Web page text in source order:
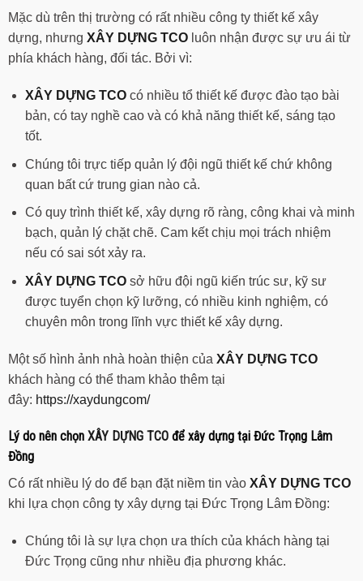
Mặc dù trên thị trường có rất nhiều công ty thiết kế xây
dựng, nhưng XÂY DỰNG TCO luôn nhận được sự ưu ái từ
phía khách hàng, đối tác. Bởi vì:
XÂY DỰNG TCOcó nhiều tổ thiết kế được đào tạo bài
bản, có tay nghề cao và có khả năng thiết kế, sáng tạo
tốt.
Chúng tôi trực tiếp quản lý đội ngũ thiết kế chứ không
quan bất cứ trung gian nào cả.
Có quy trình thiết kế, xây dựng rõ ràng, công khai và minh
bạch, quản lý chặt chẽ. Cam kết chịu mọi trách nhiệm
nếu có sai sót xảy ra.
XÂY DỰNG TCOsở hữu đội ngũ kiến trúc sư, kỹ sư
được tuyển chọn kỹ lưỡng, có nhiều kinh nghiệm, có
chuyên môn trong lĩnh vực thiết kế xây dựng.
Một số hình ảnh nhà hoàn thiện của XÂY DỰNG TCO
khách hàng có thể tham khảo thêm tại
đây: https://xaydungcom/
Lý do nên chọn XÂY DỰNG TCO để xây dựng tại Đức Trọng Lâm
Đồng
Có rất nhiều lý do để bạn đặt niềm tin vào XÂY DỰNG TCO
khi lựa chọn công ty xây dựng tại Đức Trọng Lâm Đồng:
Chúng tôi là sự lựa chọn ưa thích của khách hàng tại
Đức Trọng cũng như nhiều địa phương khác.